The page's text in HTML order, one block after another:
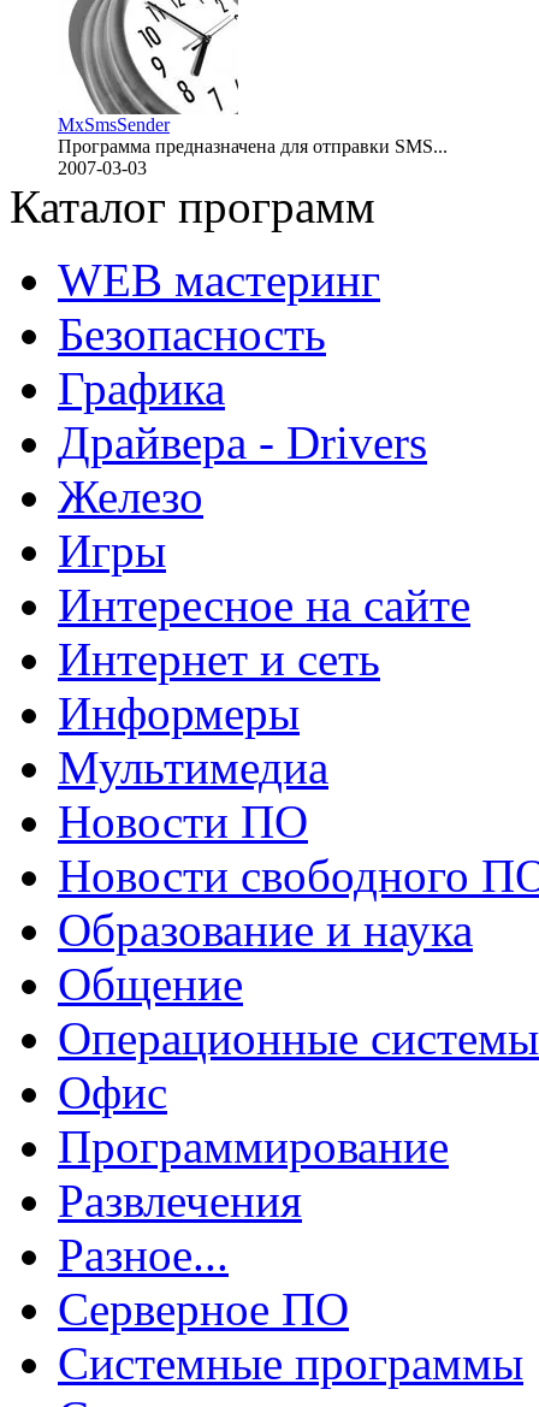
MxSmsSender
Программа предназначена для отправки SMS...
2007-03-03
Каталог программ
WEB мастеринг
Безопасность
Графика
Драйвера - Drivers
Железо
Игры
Интересное на сайте
Интернет и сеть
Информеры
Мультимедиа
Новости ПО
Новости свободного
Образование и наука
Общение
Операционные системы
Офис
Программирование
Развлечения
Разное...
Серверное ПО
Системные программы